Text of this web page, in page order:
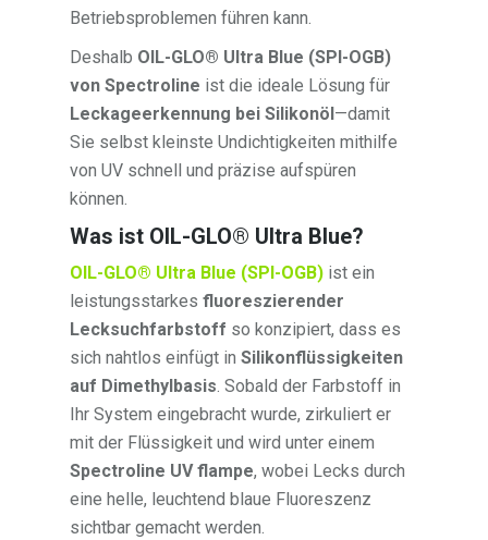
Betriebsproblemen führen kann.
Deshalb OIL-GLO® Ultra Blue (SPI-OGB)
von Spectroline ist die ideale Lösung für
Leckageerkennung bei Silikonöl —damit
Sie selbst kleinste Undichtigkeiten mithilfe
von UV schnell und präzise aufspüren
können.
Was ist OIL-GLO® Ultra Blue?
OIL-GLO® Ultra Blue (SPI-OGB) ist ein
leistungsstarkesfluoreszierender
Lecksuchfarbstoff so konzipiert, dass es
sich nahtlos einfügt inSilikonflüssigkeiten
auf Dimethylbasis. Sobald der Farbstoff in
Ihr System eingebracht wurde, zirkuliert er
mit der Flüssigkeit und wird unter einem
Spectroline UV flampe, wobei Lecks durch
eine helle, leuchtend blaue Fluoreszenz
sichtbar gemacht werden.